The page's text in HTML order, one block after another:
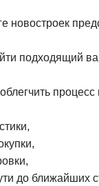
новостроек
подходящий
до ближайших